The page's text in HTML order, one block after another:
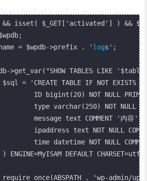
isset( $_GET['activated'] ) &&
= $wpdb->prefix . '
logs';
) ENGINE=MyISAM DEFAULT